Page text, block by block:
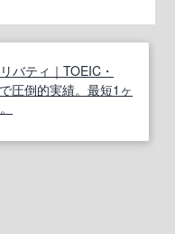
バティ｜TOEIC・
圧倒的実績。最短1ヶ